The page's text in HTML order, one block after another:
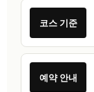
코스 기준
예약 안내